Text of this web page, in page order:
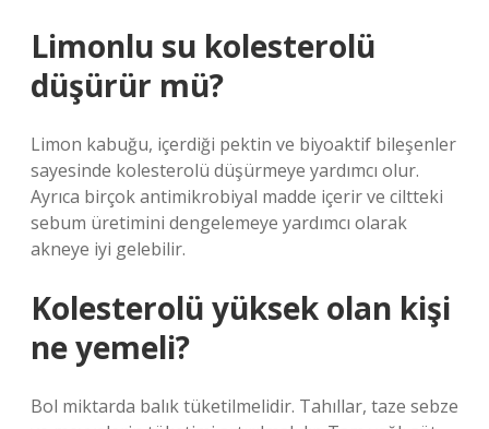
Limonlu su kolesterolü
düşürür mü?
Limon kabuğu, içerdiği pektin ve biyoaktif bileşenler
sayesinde kolesterolü düşürmeye yardımcı olur.
Ayrıca birçok antimikrobiyal madde içerir ve ciltteki
sebum üretimini dengelemeye yardımcı olarak
akneye iyi gelebilir.
Kolesterolü yüksek olan kişi
ne yemeli?
Bol miktarda balık tüketilmelidir. Tahıllar, taze sebze